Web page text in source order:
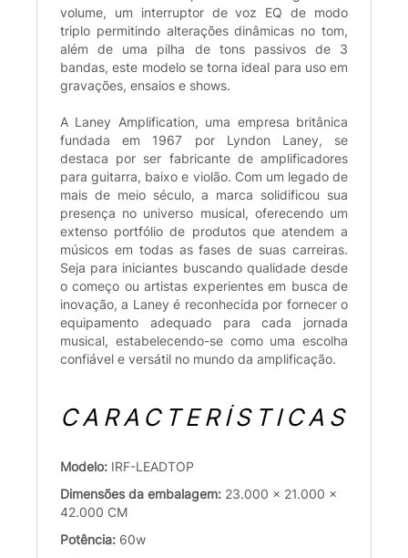
volume, um interruptor de voz EQ de modo
triplo permitindo alterações dinâmicas no tom,
além de uma pilha de tons passivos de 3
bandas, este modelo se torna ideal para uso em
gravações, ensaios e shows.
A Laney Amplification, uma empresa britânica
fundada em 1967 por Lyndon Laney, se
destaca por ser fabricante de amplificadores
para guitarra, baixo e violão. Com um legado de
mais de meio século, a marca solidificou sua
presença no universo musical, oferecendo um
extenso portfólio de produtos que atendem a
músicos em todas as fases de suas carreiras.
Seja para iniciantes buscando qualidade desde
o começo ou artistas experientes em busca de
inovação, a Laney é reconhecida por fornecer o
equipamento adequado para cada jornada
musical, estabelecendo-se como uma escolha
confiável e versátil no mundo da amplificação.
CARACTERÍSTICAS
Modelo: IRF-LEADTOP
Dimensões da embalagem: 23.000 x 21.000 x
42.000 CM
Potência: 60w